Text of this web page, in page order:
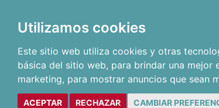
Utilizamos cookies
Este sitio web utiliza cookies y otras
básica del sitio web, para brindar una mejor
marketing, para mostrar anuncios que sean
ACEPTAR RECHAZAR CAMBIAR